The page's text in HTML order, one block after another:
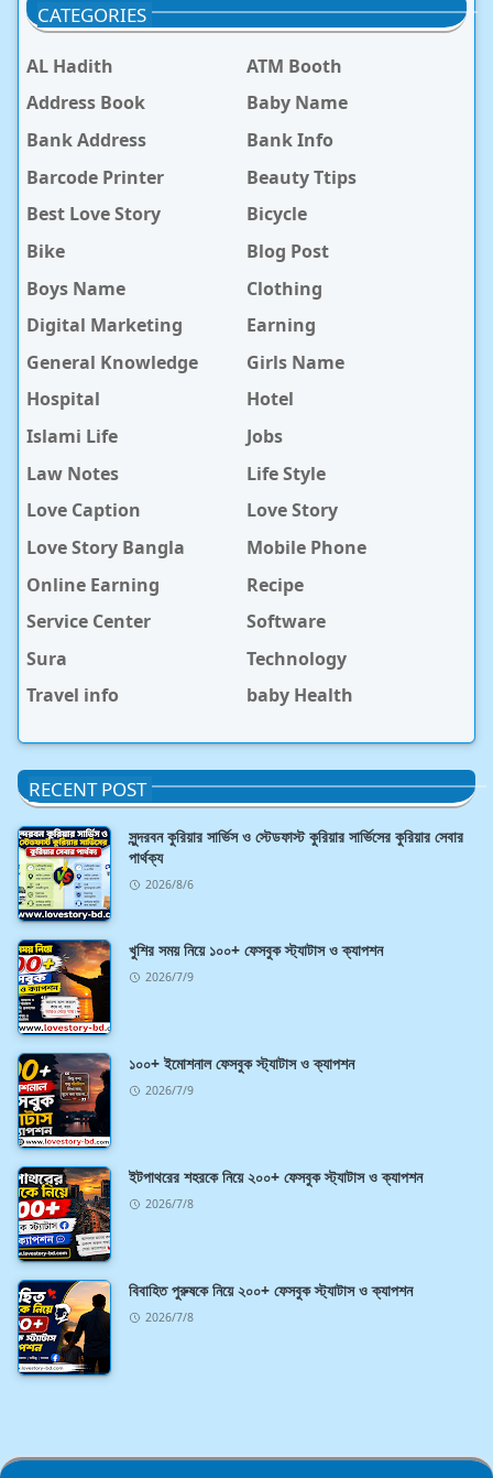
CATEGORIES
AL Hadith
ATM Booth
Address Book
Baby Name
Bank Address
Bank Info
Barcode Printer
Beauty Ttips
Best Love Story
Bicycle
Bike
Blog Post
Boys Name
Clothing
Digital Marketing
Earning
General Knowledge
Girls Name
Hospital
Hotel
Islami Life
Jobs
Law Notes
Life Style
Love Caption
Love Story
Love Story Bangla
Mobile Phone
Online Earning
Recipe
Service Center
Software
Sura
Technology
Travel info
baby Health
RECENT POST
সুন্দরবন কুরিয়ার সার্ভিস ও স্টেডফাস্ট কুরিয়ার সার্ভিসের কুরিয়ার সেবার
পার্থক্য
2026/8/6
খুশির সময় নিয়ে ১০০+ ফেসবুক স্ট্যাটাস ও ক্যাপশন
2026/7/9
১০০+ ইমোশনাল ফেসবুক স্ট্যাটাস ও ক্যাপশন
2026/7/9
ইটপাথরের শহরকে নিয়ে ২০০+ ফেসবুক স্ট্যাটাস ও ক্যাপশন
2026/7/8
বিবাহিত পুরুষকে নিয়ে ২০০+ ফেসবুক স্ট্যাটাস ও ক্যাপশন
2026/7/8